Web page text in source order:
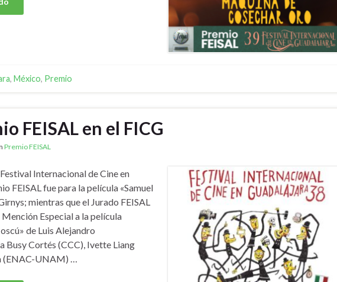
, México, Premio
FEISAL en el FICG
Premio FEISAL
Internacional de Cine en
FEISAL fue para la película «Samuel
mientras que el Jurado FEISAL
Especial a la película
de Luis Alejandro
Busy Cortés (CCC), Ivette Liang
(ENAC-UNAM) …